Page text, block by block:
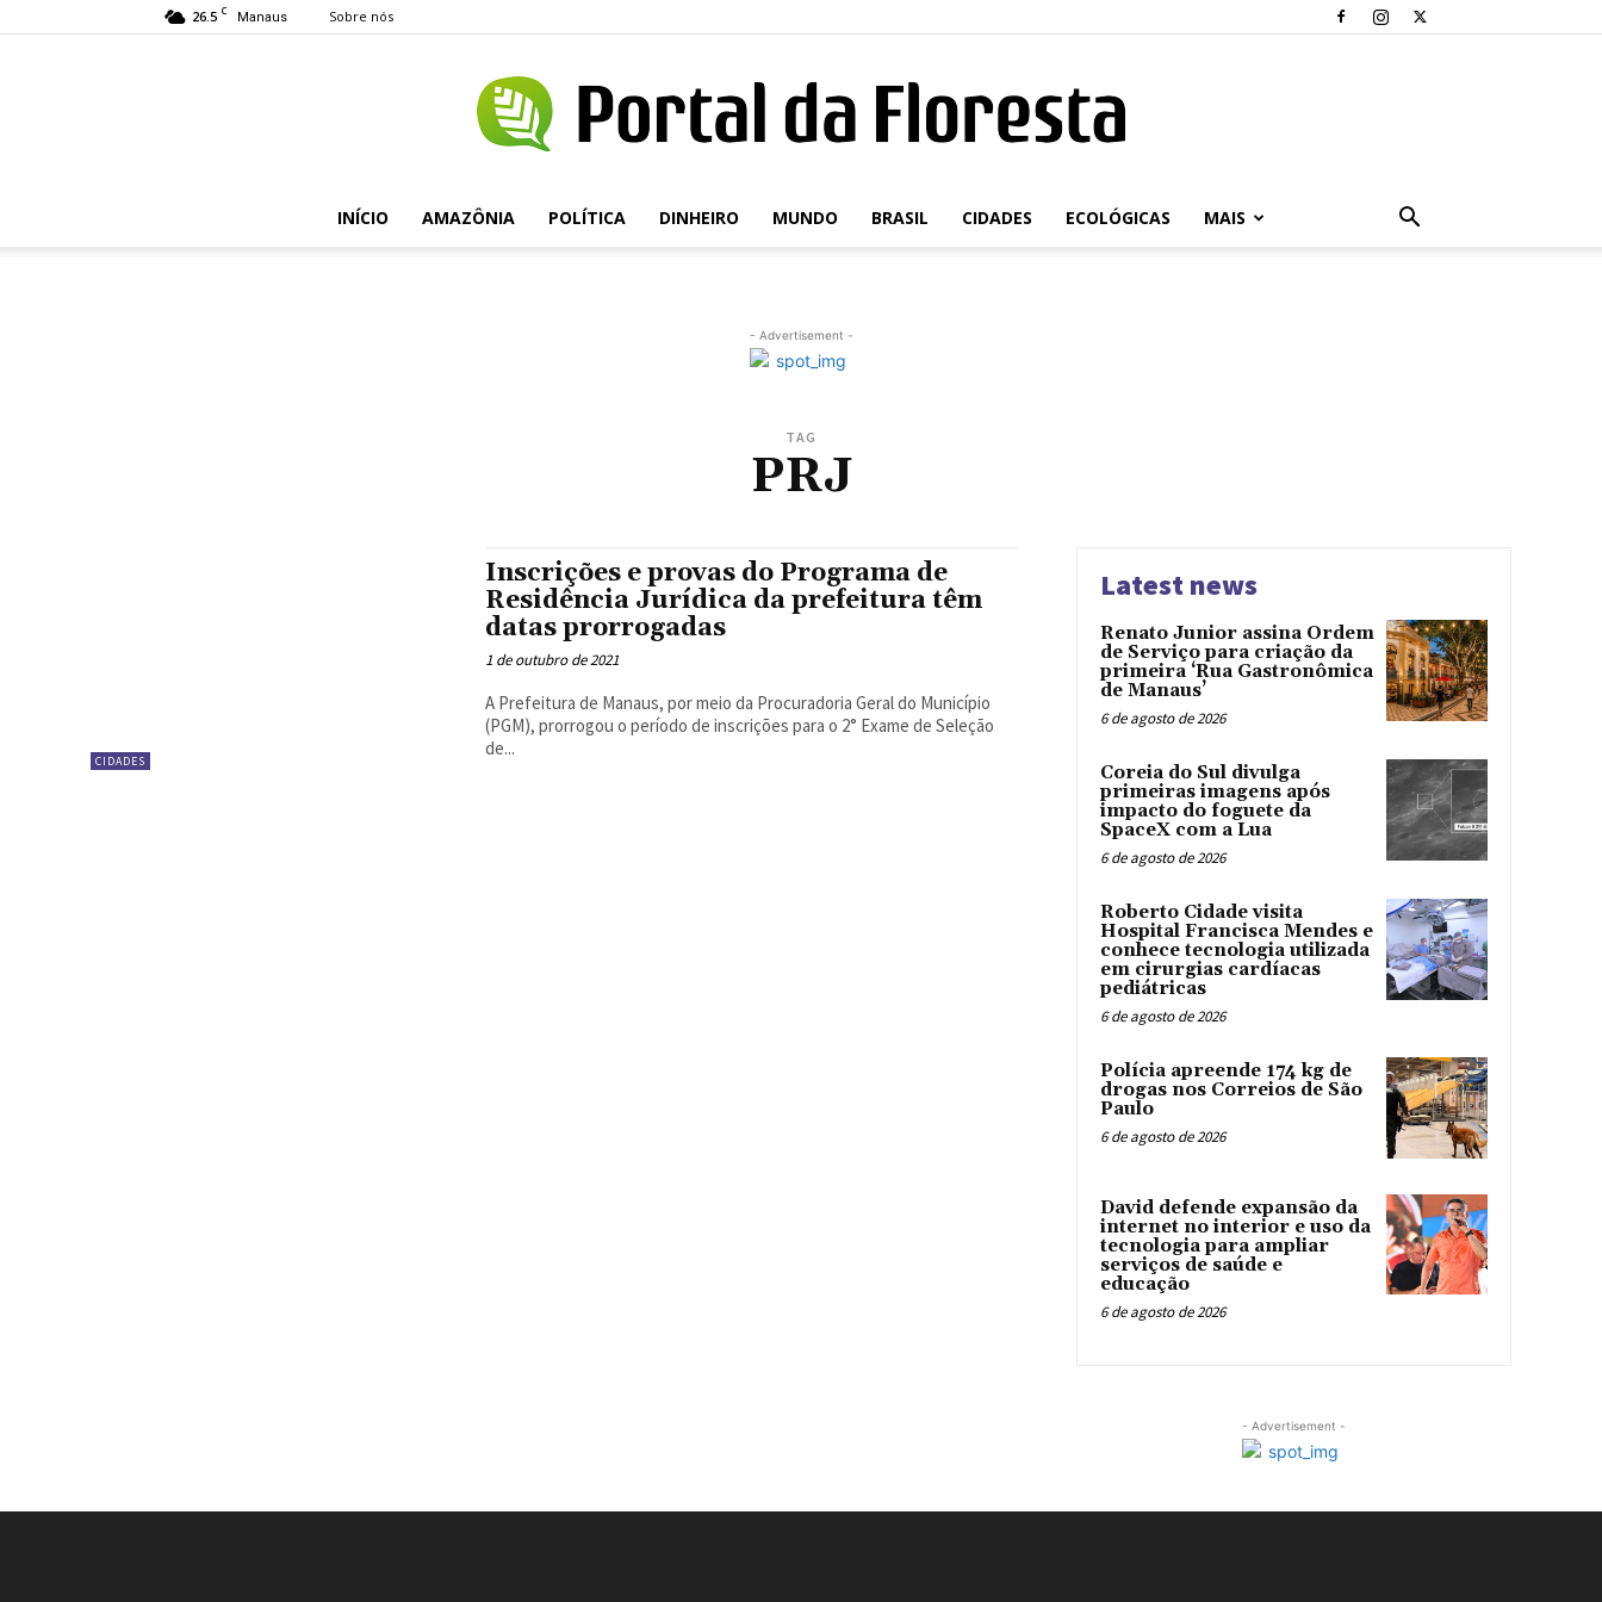
26.5 C Manaus Sobre nós
Portal
INÍCIO AMAZÔNIA POLÍTICA DINHEIRO MUNDO BRASIL CIDADES ECOLÓGICAS MAIS
- Advertisement -
TAG
PRJ
CIDADES
Inscrições e provas do Programa de
Residência Jurídica da prefeitura têm
datas prorrogadas
1 de outubro de 2021
A Prefeitura de Manaus, por meio da Procuradoria Geral do Município
(PGM), prorrogou o período de inscrições para o 2° Exame de Seleção
de...
Latest news
Renato Junior assina Ordem
de Serviço para criação da
primeira ‘Rua Gastronômica
de Manaus’
6 de agosto de 2026
Coreia do Sul divulga
primeiras imagens após
impacto do foguete da
SpaceX com a Lua
6 de agosto de 2026
Roberto Cidade visita
Hospital Francisca Mendes e
conhece tecnologia utilizada
em cirurgias cardíacas
pediátricas
6 de agosto de 2026
Polícia apreende 174 kg de
drogas nos Correios de São
Paulo
6 de agosto de 2026
David defende expansão da
internet no interior e uso da
tecnologia para ampliar
serviços de saúde e
educação
6 de agosto de 2026
- Advertisement -